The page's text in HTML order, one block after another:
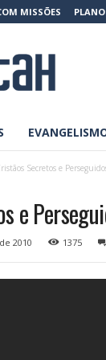
MISSÕES
Secretos e
e
2010 1375